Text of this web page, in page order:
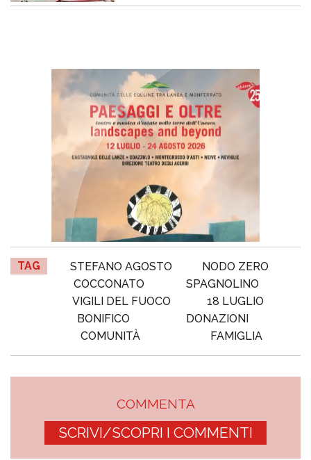
TAG STEFANO AGOSTO
NODO ZERO
COCCONATO
SPAGNOLINO
VIGILI DEL FUOCO
18 LUGLIO
BONIFICO
DONAZIONI
COMUNITÀ
FAMIGLIA
COMMENTA
SCRIVI/SCOPRI I COMMENTI